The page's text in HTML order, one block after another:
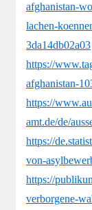
afghanistan-
lachen-
3da14db02a03
https://
afghanistan-
https://
amt.de/de/
https://
von-
https://
verborgene-